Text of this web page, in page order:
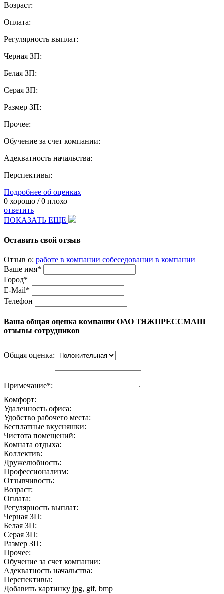
Возраст:
Оплата:
Регулярность выплат:
Черная ЗП:
Белая ЗП:
Серая ЗП:
Размер ЗП:
Прочее:
Обучение за счет компании:
Адекватность начальства:
Перспективы:
Подробнее об оценках
0 хорошо /0 плохо
ответить
ПОКАЗАТЬ ЕЩЕ
Оставить свой отзыв
Отзыв о: работе в компании собеседовании в компании
Ваше имя*
Город*
E-Mail*
Телефон
Ваша общая оценка компании ОАО ТЯЖПРЕССМАШ
отзывы сотрудников
Общая оценка:
Примечание*:
Комфорт:
Удаленность офиса:
Удобство рабочего места:
Бесплатные вкусняшки:
Чистота помещений:
Комната отдыха:
Коллектив:
Дружелюбность:
Профессионализм:
Отзывчивость:
Возраст:
Оплата:
Регулярность выплат:
Черная ЗП:
Белая ЗП:
Серая ЗП:
Размер ЗП:
Прочее:
Обучение за счет компании:
Адекватность начальства:
Перспективы:
Добавить картинку jpg, gif, bmp